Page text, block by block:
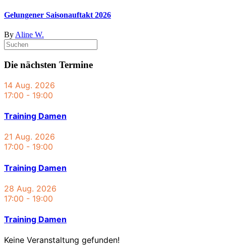
Gelungener Saisonauftakt 2026
ByAline W.
Die nächsten Termine
14 Aug. 2026
17:00 - 19:00
Training Damen
21 Aug. 2026
17:00 - 19:00
Training Damen
28 Aug. 2026
17:00 - 19:00
Training Damen
Keine Veranstaltung gefunden!